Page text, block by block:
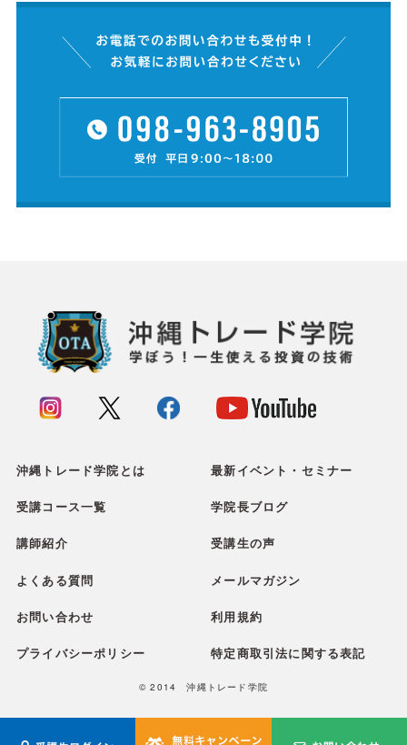
沖縄トレード学院とは 最新イベント・セミナー
受講コース一覧 学院長ブログ
講師紹介 受講生の声
よくある質問 メールマガジン
お問い合わせ 利用規約
プライバシーポリシー 特定商取引法に関する表記
© 2014 沖縄トレード学院